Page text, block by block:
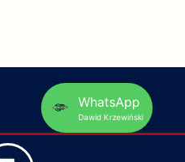
WhatsApp
Dawid Krzewiński